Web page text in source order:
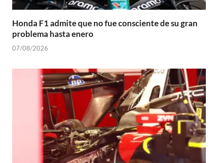
Honda F1 admite que no fue consciente de su gran
problema hasta enero
07/08/2026